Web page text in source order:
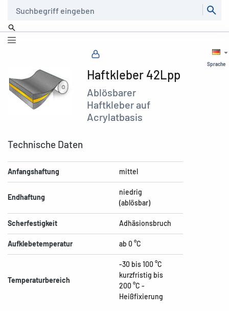
Sprache
Haftkleber 42Lpp
Ablösbarer
Haftkleber auf
Acrylatbasis
Technische Daten
Anfangshaftung mittel
Endhaftung
niedrig
(ablösbar)
Scherfestigkeit Adhäsionsbruch
Aufklebetemperatur ab 0 °C
Temperaturbereich
-30 bis 100 °C
kurzfristig bis
200 °C -
Heißfixierung